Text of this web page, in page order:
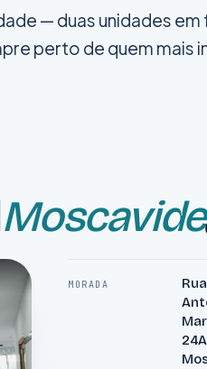
— duas unidades
perto de quem mais
Moscavide
MORADA
Rua
24A